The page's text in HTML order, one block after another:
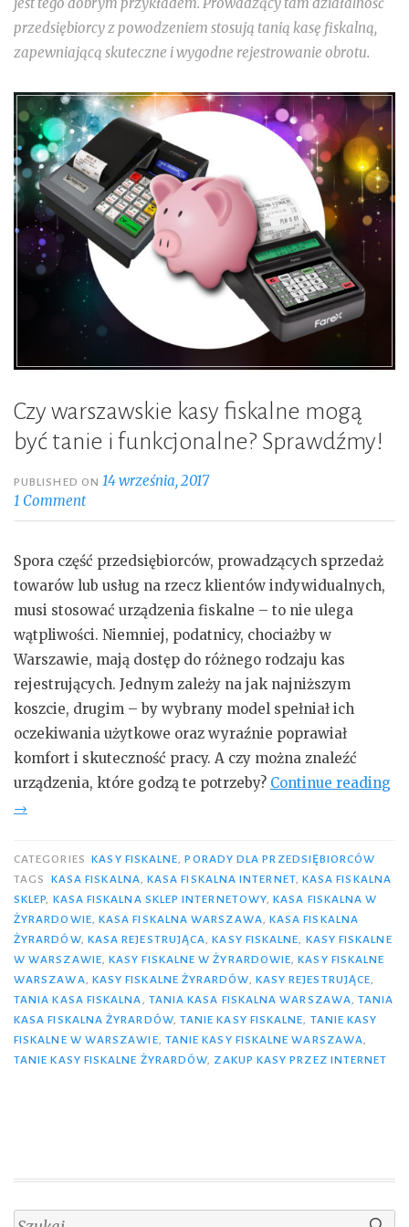
przedsiębiorcy z powodzeniem stosują tanią kasę fiskalną,
zapewniającą skuteczne i wygodne rejestrowanie obrotu.
Czy warszawskie kasy fiskalne mogą
być tanie i funkcjonalne? Sprawdźmy!
PUBLISHED ON14 września, 2017
1 Comment
Spora część przedsiębiorców, prowadzących sprzedaż
towarów lub usług na rzecz klientów indywidualnych,
musi stosować urządzenia fiskalne – to nie ulega
wątpliwości. Niemniej, podatnicy, chociażby w
Warszawie, mają dostęp do różnego rodzaju kas
rejestrujących. Jednym zależy na jak najniższym
koszcie, drugim – by wybrany model spełniał ich
oczekiwania użytkowe oraz wyraźnie poprawiał
komfort i skuteczność pracy. A czy można znaleźć
urządzenia, które godzą te potrzeby? Continue reading
→
CATEGORIES KASY FISKALNE,PORADY DLA PRZEDSIĘBIORCÓW
TAGS
KASA FISKALNA, KASA FISKALNA INTERNET, KASA FISKALNA
SKLEP, KASA FISKALNA SKLEP INTERNETOWY,KASA FISKALNA W
ŻYRARDOWIE, KASA FISKALNA WARSZAWA, KASA FISKALNA
ŻYRARDÓW, KASA REJESTRUJĄCA,KASY FISKALNE, KASY FISKALNE
W WARSZAWIE,KASY FISKALNE W ŻYRARDOWIE,KASY FISKALNE
WARSZAWA, KASY FISKALNE ŻYRARDÓW, KASY REJESTRUJĄCE,
TANIA KASA FISKALNA, TANIA KASA FISKALNA WARSZAWA,TANIA
KASA FISKALNA ŻYRARDÓW, TANIE KASY FISKALNE, TANIE KASY
FISKALNE W WARSZAWIE, TANIE KASY FISKALNE WARSZAWA,
TANIE KASY FISKALNE ŻYRARDÓW, ZAKUP KASY PRZEZ INTERNET
Szukaj: